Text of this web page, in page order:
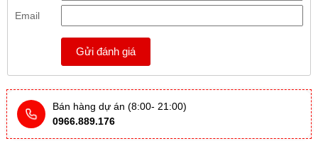
Email
Gửi đánh giá
Bán hàng dự án (8:00- 21:00)
0966.889.176